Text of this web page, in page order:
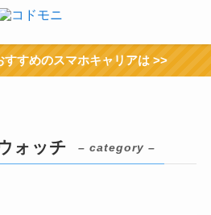
すすめのスマホキャリアは >>
ォッチ – category –